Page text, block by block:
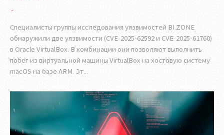
Специалисты группы исследования уязвимостей BI.ZONE
обнаружили две уязвимости (CVE-2025-62592 и CVE-2025-61760)
в Oracle VirtualBox. В комбинации они позволяют выполнить
побег из виртуальной машины VirtualBox на хостовую систему
macOS на базе ARM. Эт...